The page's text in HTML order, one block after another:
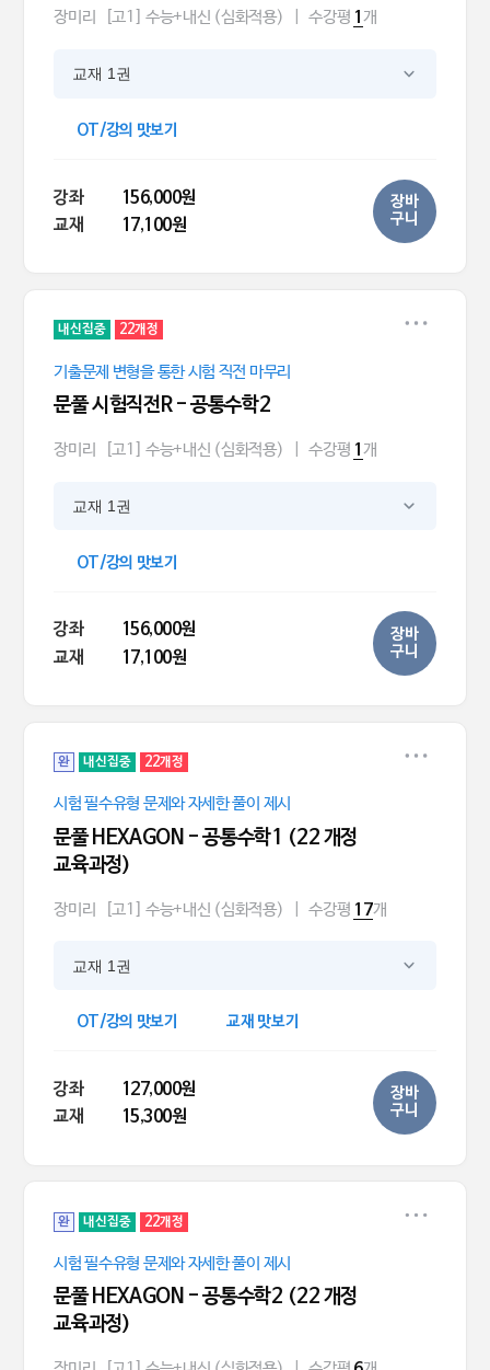
장미리 [고1] 수능+내신 (심화적용) 수강평 1 개
교재 1권
OT/강의 맛보기
강좌
156,000원
교재
17,100원
장바
구니
내신집중 22개정
기출문제 변형을 통한 시험 직전 마무리
문풀 시험직전R - 공통수학2
장미리 [고1] 수능+내신 (심화적용) 수강평 1 개
교재 1권
OT/강의 맛보기
강좌
156,000원
교재
17,100원
장바
구니
완 내신집중 22개정
시험 필수유형 문제와 자세한 풀이 제시
문풀 HEXAGON - 공통수학1 (22 개정
교육과정)
장미리 [고1] 수능+내신 (심화적용) 수강평 17개
교재 1권
OT/강의 맛보기 교재 맛보기
강좌
127,000원
교재
15,300원
장바
구니
완 내신집중 22개정
시험 필수유형 문제와 자세한 풀이 제시
문풀 HEXAGON - 공통수학2 (22 개정
교육과정)